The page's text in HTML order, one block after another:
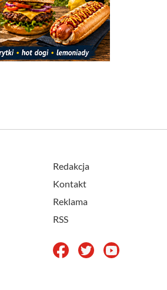
Redakcja
Kontakt
Reklama
RSS